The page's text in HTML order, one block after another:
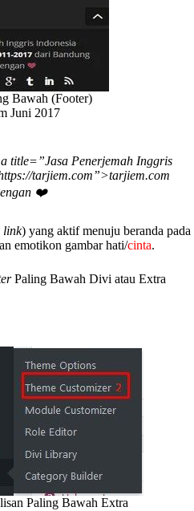
Bawah (Footer)
Juni 2017
title=”Jasa Penerjemah Inggris
tarjiem.com”>tarjiem.com
❤️
link) yang aktif menuju beranda pada
emotikon gambar hati/cinta.
Paling Bawah Divi atau Extra
Paling Bawah Extra